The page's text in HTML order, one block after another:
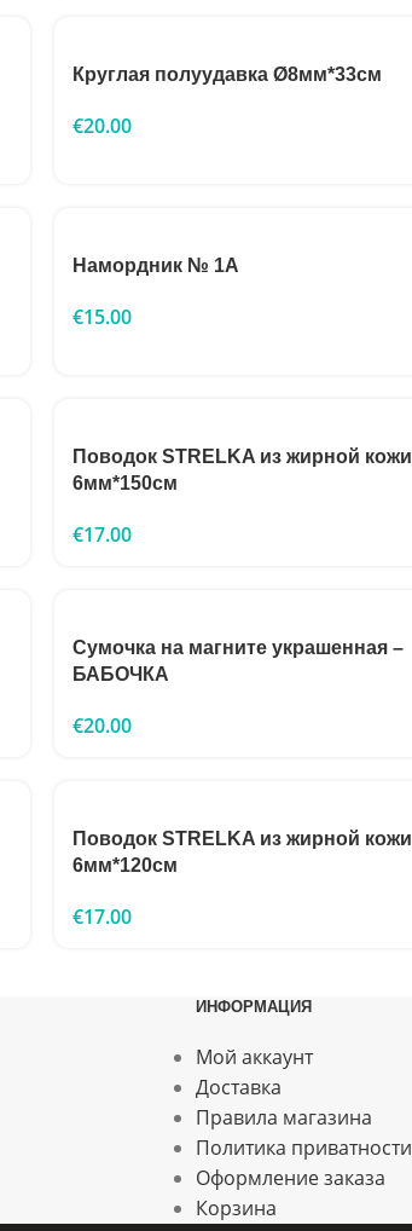
Круглая полуудавка Ø8мм*33см
€20.00
Намордник № 1A
€15.00
Поводок STRELKA из жирной кожи
6мм*150см
€17.00
Сумочка на магните украшенная –
БАБОЧКА
€20.00
Поводок STRELKA из жирной кожи
6мм*120см
€17.00
ИНФОРМАЦИЯ
Мой аккаунт
Доставка
Правила магазина
Политика приватности
Оформление заказа
Корзина